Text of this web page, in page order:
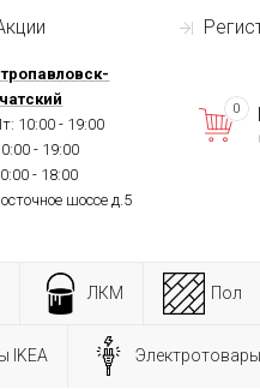
10:00 - 19:00
- 19:00
- 18:00
шоссе д.5
0
ЛКМ Пол
IKEA Электротовары